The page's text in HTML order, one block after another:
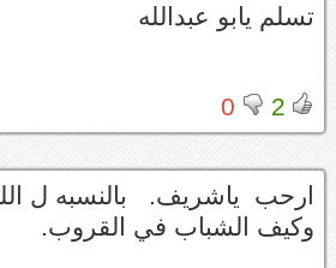
تسلم يابو عبدالله
2
0
ارحب ياشريف. بالنسبه ل
وكيف الشباب في القروب.